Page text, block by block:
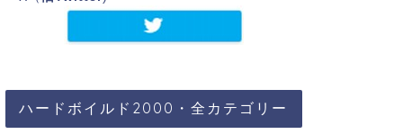
ハードボイルド2000・全カテゴリー